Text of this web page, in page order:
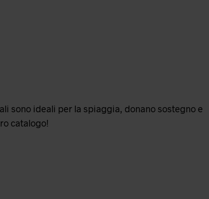
sono ideali per la spiaggia, donano sostegno e
catalogo!